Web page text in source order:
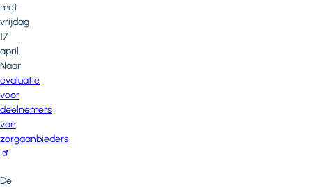
met
vrijdag
17
april.
Naar
evaluatie
voor
deelnemers
van
zorgaanbieders
De